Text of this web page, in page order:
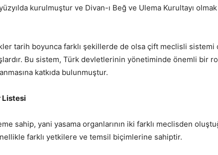
kurulmuştur ve Divan-ı Beğ ve Ulema Kurultayı
tarih boyunca farklı şekillerde de olsa çift meclisli sistemi
Bu sistem, Türk devletlerinin yönetiminde önemli bir
katkıda bulunmuştur.
Listesi
sahip, yani yasama organlarının iki farklı meclisden
farklı yetkilere ve temsil biçimlerine sahiptir.